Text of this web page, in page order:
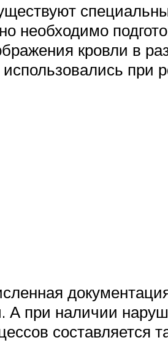
необходимо
кровли в
при
А при наличии
составляется